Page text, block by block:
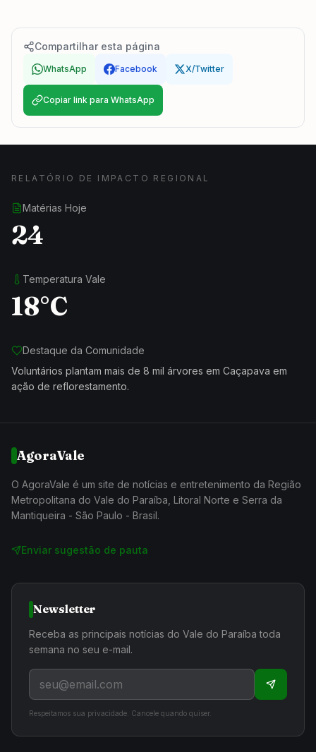
Compartilhar esta página
WhatsApp Facebook X/Twitter
Copiar link para WhatsApp
RELATÓRIO DE IMPACTO REGIONAL
Matérias Hoje
24
Temperatura Vale
18°C
Destaque da Comunidade
Voluntários plantam mais de 8 mil árvores em Caçapava em
ação de reflorestamento.
AgoraVale
O AgoraVale é um site de notícias e entretenimento da Região
Metropolitana do Vale do Paraíba, Litoral Norte e Serra da
Mantiqueira - São Paulo - Brasil.
Enviar sugestão de pauta
Newsletter
Receba as principais notícias do Vale do Paraíba toda
semana no seu e-mail.
Respeitamos sua privacidade. Cancele quando quiser.